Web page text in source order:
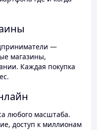
—
магазины,
Каждая покупка
любого масштаба.
доступ к миллионам